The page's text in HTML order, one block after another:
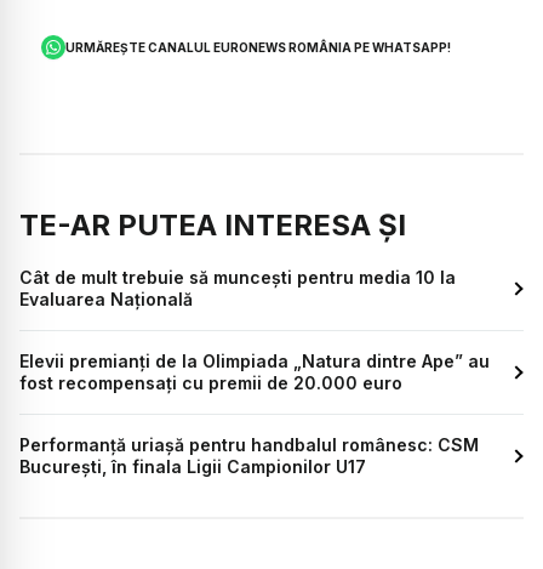
URMĂREȘTE CANALUL EURONEWS ROMÂNIA PE WHATSAPP!
TE-AR PUTEA INTERESA ȘI
Cât de mult trebuie să muncești pentru media 10 la
Evaluarea Națională
Elevii premianți de la Olimpiada „Natura dintre Ape” au
fost recompensați cu premii de 20.000 euro
Performanță uriașă pentru handbalul românesc: CSM
București, în finala Ligii Campionilor U17